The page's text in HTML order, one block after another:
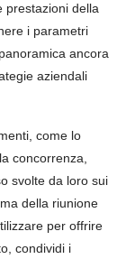
prestazioni della
i parametri
ancora
aziendali
come lo
concorrenza,
svolte da loro sui
della riunione
per offrire
condividi i